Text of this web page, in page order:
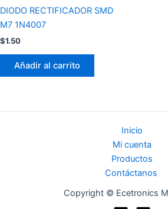
DIODO RECTIFICADOR SMD
M7 1N4007
$1.50
Añadir al carrito
Inicio
Mi cuenta
Productos
Contáctanos
Copyright © Ecetronics